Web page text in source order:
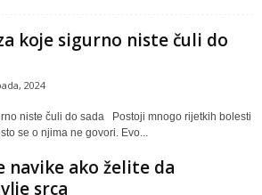
koje sigurno niste čuli do
2024
niste čuli do sada Postoji mnogo rijetkih bolesti
se o njima ne govori. Evo...
navike ako želite da
srca